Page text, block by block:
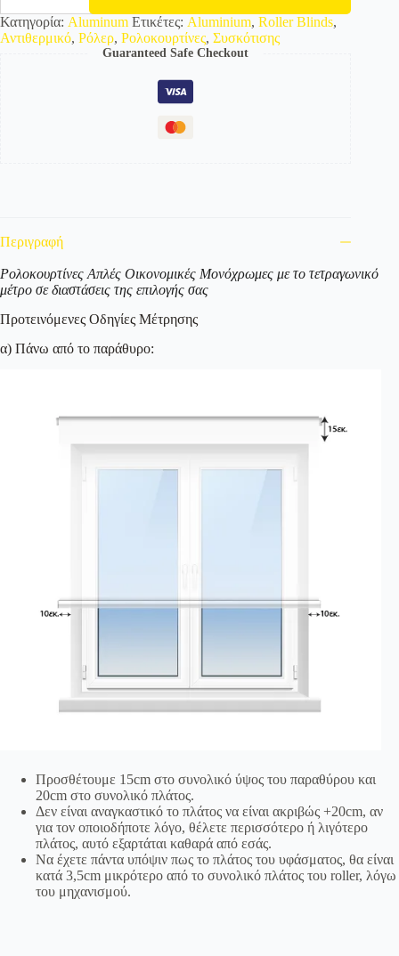
ποσότητα
Κατηγορία: Aluminum Ετικέτες: Aluminium, Roller Blinds,
Αντιθερμικό, Ρόλερ, Ρολοκουρτίνες, Συσκότισης
Guaranteed Safe Checkout
Περιγραφή
Ρολοκουρτίνες Απλές Οικονομικές Μονόχρωμες με το τετραγωνικό
μέτρο σε διαστάσεις της επιλογής σας
Προτεινόμενες Οδηγίες Μέτρησης
α) Πάνω από το παράθυρο:
Προσθέτουμε 15cm στο συνολικό ύψος του παραθύρου και
20cm στο συνολικό πλάτος.
Δεν είναι αναγκαστικό το πλάτος να είναι ακριβώς +20cm, αν
για τον οποιοδήποτε λόγο, θέλετε περισσότερο ή λιγότερο
πλάτος, αυτό εξαρτάται καθαρά από εσάς.
Να έχετε πάντα υπόψιν πως το πλάτος του υφάσματος, θα είναι
κατά 3,5cm μικρότερο από το συνολικό πλάτος του roller, λόγω
του μηχανισμού.